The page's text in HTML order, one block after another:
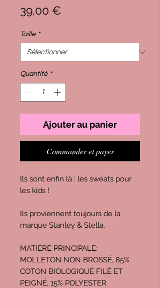
39,00 €
Taille *
Quantité *
Ajouter au panier
Commander et payer
Ils sont enfin là : les sweats pour
les kids !
Ils proviennent toujours de la
marque Stanley & Stella.
MATIÈRE PRINCIPALE:
MOLLETON NON BROSSÉ, 85%
COTON BIOLOGIQUE FILÉ ET
PEIGNÉ, 15% POLYESTER